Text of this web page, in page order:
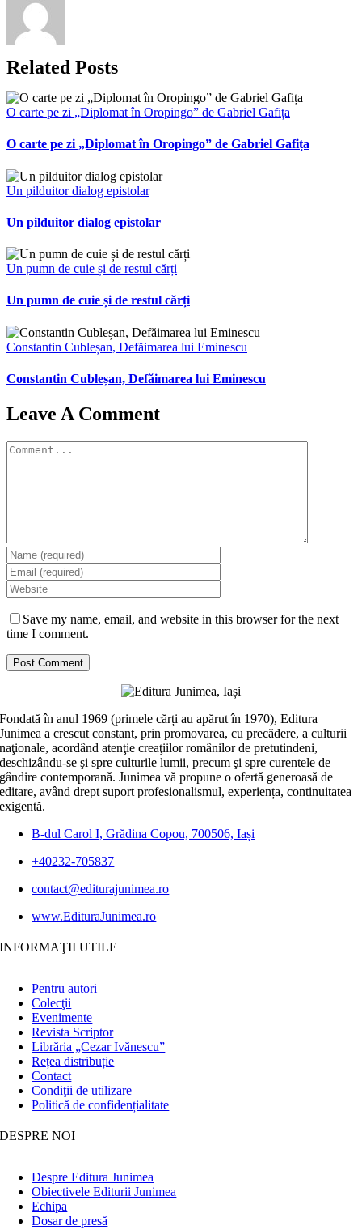
Related Posts
O carte pe zi „Diplomat în Oropingo” de Gabriel Gafița
O carte pe zi „Diplomat în Oropingo” de Gabriel Gafița
Un pilduitor dialog epistolar
Un pilduitor dialog epistolar
Un pumn de cuie și de restul cărți
Un pumn de cuie și de restul cărți
Constantin Cubleșan, Defăimarea lui Eminescu
Constantin Cubleșan, Defăimarea lui Eminescu
Leave A Comment
Comment
Save my name, email, and website in this browser for the next
time I comment.
Fondată în anul 1969 (primele cărți au apărut în 1970), Editura
Junimea a crescut constant, prin promovarea, cu precădere, a culturii
naţionale, acordând atenţie creaţiilor românilor de pretutindeni,
deschizându-se şi spre culturile lumii, precum şi spre curentele de
gândire contemporană. Junimea vă propune o ofertă generoasă de
editare, având drept suport profesionalismul, experiența, continuitatea
exigentă.
B-dul Carol I, Grădina Copou, 700506, Iași
+40232-705837
contact@editurajunimea.ro
www.EdituraJunimea.ro
INFORMAŢII UTILE
Pentru autori
Colecţii
Evenimente
Revista Scriptor
Librăria „Cezar Ivănescu”
Rețea distribuție
Contact
Condiţii de utilizare
Politică de confidențialitate
DESPRE NOI
Despre Editura Junimea
Obiectivele Editurii Junimea
Echipa
Dosar de presă